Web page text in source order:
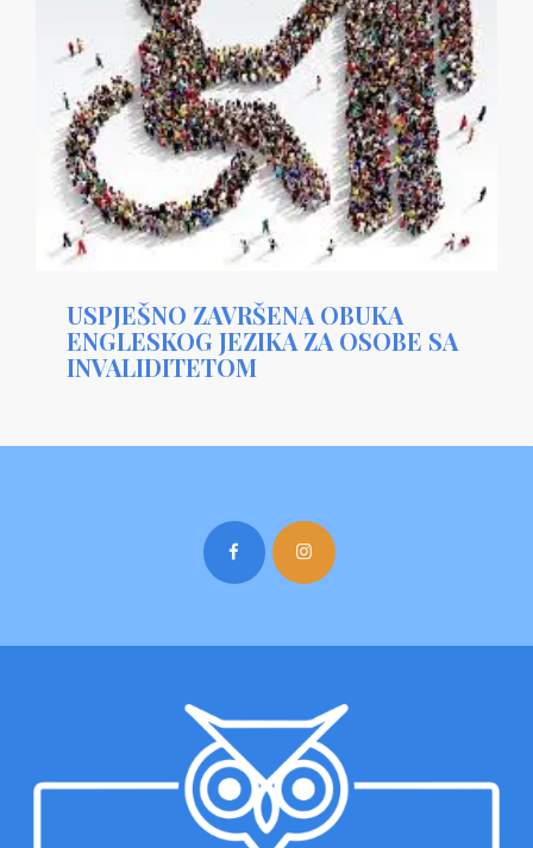
USPJEŠNO ZAVRŠENA OBUKA
ENGLESKOG JEZIKA ZA OSOBE SA
INVALIDITETOM